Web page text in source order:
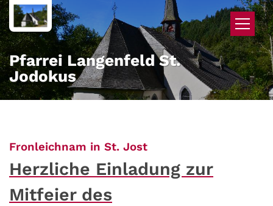
Zum Inhalt springen
Pfarrei Langenfeld St.
Jodokus
Fronleichnam in St. Jost:
Herzliche Einladung zur
Mitfeier des